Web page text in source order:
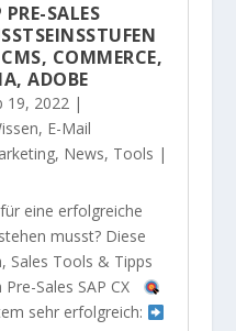
SALES
COMMERCE,
ADOBE
19, 2022|
, E-Mail
, News, Tools |
eine erfolgreiche
musst? Diese
Sales Tools & Tipps
Sales SAP CX
sehr erfolgreich: